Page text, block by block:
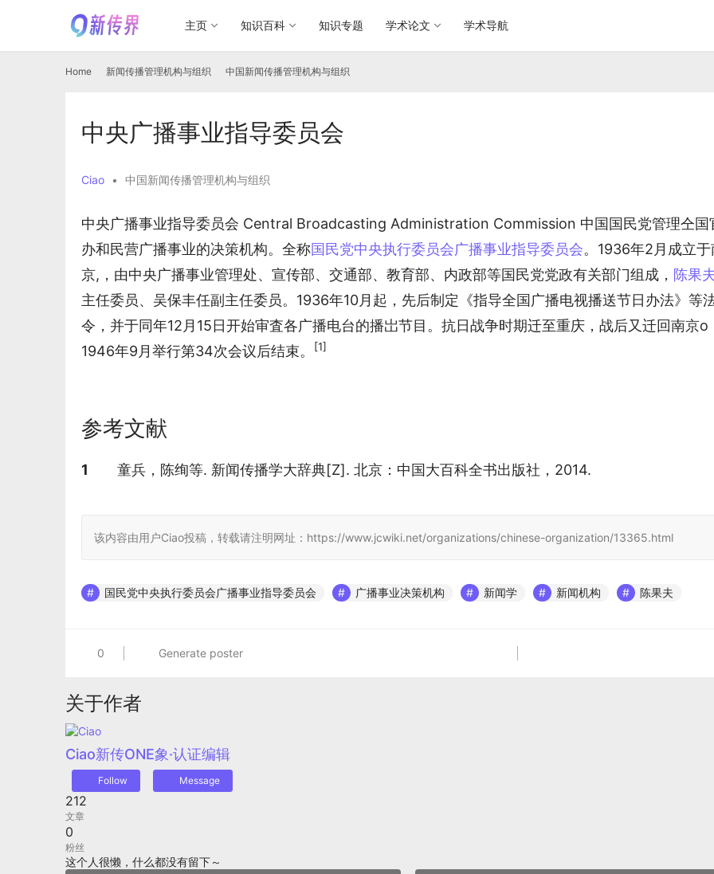
主页 知识百科 知识专题 学术论文 学术导航
Home 新闻传播管理机构与组织 中国新闻传播管理机构与组织
中央广播事业指导委员会
Ciao • 中国新闻传播管理机构与组织
中央广播事业指导委员会 Central Broadcasting Administration Commission 中国国民党管理仝国
办和民营广播事业的决策机构。全称国民党中央执行委员会广播事业指导委员会。1936年2月成立于
京,，由中央广播事业管理处、宣传部、交通部、教育部、内政部等国民党党政有关部门组成， 陈果
主任委员、吴保丰任副主任委员。1936年10月起，先后制定《指导全国广播电视播送节日办法》等
令，并于同年12月15日开始审査各广播电台的播岀节目。抗日战争时期迁至重庆，战后又迁回南京o
1946年9月举行第34次会议后结束。
[1]
参考文献
参考文献
1 童兵，陈绚等. 新闻传播学大辞典[Z]. 北京：中国大百科全书出版社，2014.
该内容由用户Ciao投稿，转载请注明网址：https://www.jcwiki.net/organizations/chinese-organization/13365.html
国民党中央执行委员会广播事业指导委员会 广播事业决策机构 新闻学 新闻机构 陈果夫
0 Generate poster
关于作者
Ciao新传ONE象·认证编辑
Follow Message
212
文章
0
粉丝
这个人很懒，什么都没有留下～